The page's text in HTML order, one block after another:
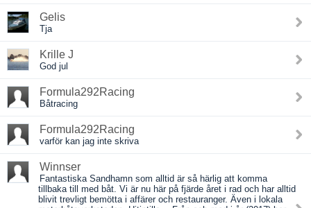
Gelis
Tja
Krille J
God jul
Formula292Racing
Båtracing
Formula292Racing
varför kan jag inte skriva
Winnser
Fantastiska Sandhamn som alltid är så härlig att komma
tillbaka till med båt. Vi är nu här på fjärde året i rad och har alltid
blivit trevligt bemötta i affärer och restauranger. Även i lokala